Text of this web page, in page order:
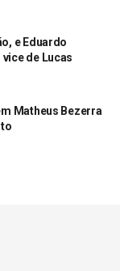
e Eduardo
de Lucas
Matheus Bezerra